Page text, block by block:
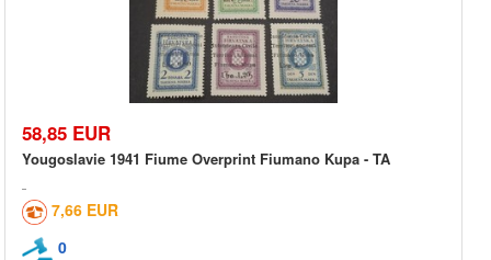
58,85 EUR
Yougoslavie 1941 Fiume Overprint Fiumano Kupa - TA
7,66 EUR
0